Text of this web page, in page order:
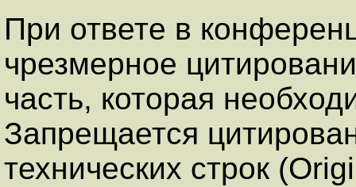
При ответе в
чрезмерное
часть, которая
Запрещается
технических строк